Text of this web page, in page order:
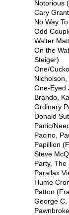
Notorious
Cary
No Way
Odd
Walter
On the
Steiger)
One/
One-Eyed
Brando,
Ordinary
Donald
Panic/
Pacino,
Papillion
Steve
Party, The
Parallax
Hume
Patton
George C.